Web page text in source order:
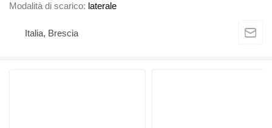
Modalità di scarico laterale
Italia, Brescia